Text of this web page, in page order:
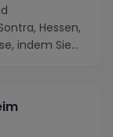
Hessen,
indem Sie